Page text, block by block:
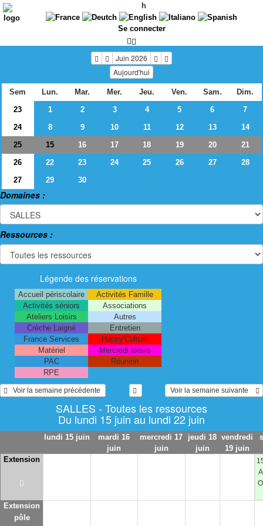
h
Se connecter
Juin 2026
Aujourd'hui
Sem Lun. Mar. Mer. Jeu. Ven. Sam.
Dim.
23
1 2 3 4 5 6
7
24
8 9 10 11 12 13
14
25
15 16 17 18 19 20
21
26
22 23 24 25 26 27
28
27
29 30
Domaines :
Ressources :
Légende des réservations
Accueil périscolaire
Activités Famille
Activités séniors
Associations
Ateliers Loisirs
Autres
Crèche Laigné
Entretien
France Services
Happy'Culture
Matériel
Mercredi loisirs
PAC
Réunion
RPE
Voir la semaine suivante
SALLES - Toutes les ressources
Du lundi 15 juin au lundi 22 juin
lundi 15 juin
mardi 16
juin
mercredi 17
juin
jeudi 18
juin
vendredi
19 juin
Extension
Extension
pôle